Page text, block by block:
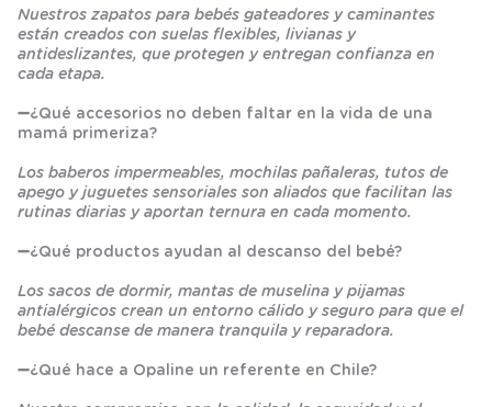
Nuestros zapatos para bebés gateadores y caminantes
están creados con suelas flexibles, livianas y
antideslizantes, que protegen y entregan confianza en
cada etapa.
➖¿Qué accesorios no deben faltar en la vida de una
mamá primeriza?
Los baberos impermeables, mochilas pañaleras, tutos de
apego y juguetes sensoriales son aliados que facilitan las
rutinas diarias y aportan ternura en cada momento.
➖¿Qué productos ayudan al descanso del bebé?
Los sacos de dormir, mantas de muselina y pijamas
antialérgicos crean un entorno cálido y seguro para que el
bebé descanse de manera tranquila y reparadora.
➖¿Qué hace a Opaline un referente en Chile?